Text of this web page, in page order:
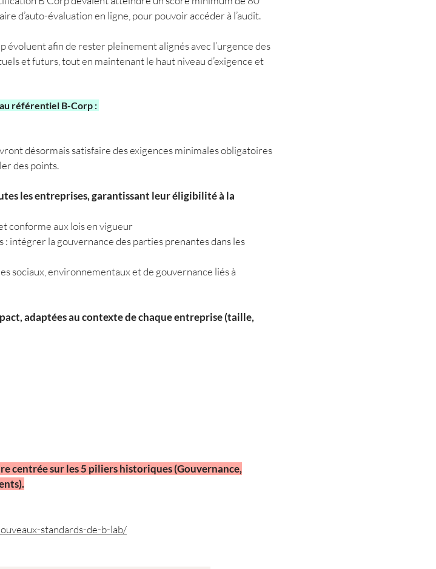
réponses au BIA par un analyste de B Lab ;
les frais annuels d’adhésion au mouvement ;
continue et renouvellement: la
suite à quoi, l’entreprise doit soumettre un
d’auto-évaluation en ligne, pour pouvoir accéder à l’audit.
évoluent afin de rester pleinement alignés avec l’urgence des
et futurs, tout en maintenant le haut niveau d’exigence et
référentiel B-Corp :
désormais satisfaire des exigences minimales obligatoires
des points.
les entreprises, garantissant leur éligibilité à la
conforme aux lois en vigueur
intégrer la gouvernance des parties prenantes dans les
sociaux, environnementaux et de gouvernance liés à
adaptées au contexte de chaque entreprise (taille,
centrée sur les 5 piliers historiques (Gouvernance,
standards-de-b-lab/